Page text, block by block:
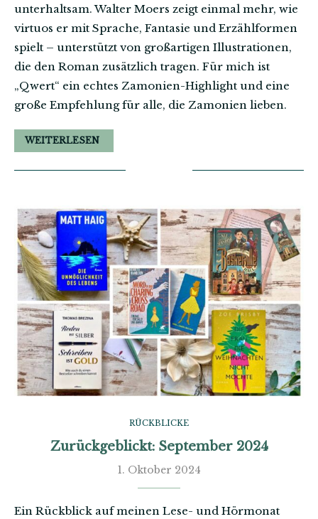
unterhaltsam. Walter Moers zeigt einmal mehr, wie
virtuos er mit Sprache, Fantasie und Erzählformen
spielt – unterstützt von großartigen Illustrationen,
die den Roman zusätzlich tragen. Für mich ist
„Qwert“ ein echtes Zamonien-Highlight und eine
große Empfehlung für alle, die Zamonien lieben.
WEITERLESEN
RÜCKBLICKE
Zurückgeblickt: September 2024
1. Oktober 2024
Ein Rückblick auf meinen Lese- und Hörmonat